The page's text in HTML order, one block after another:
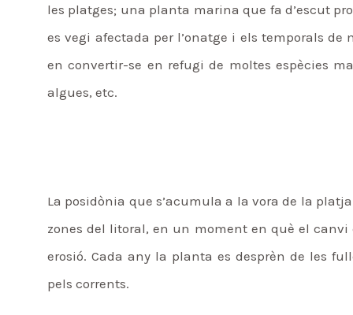
les platges; una planta marina que fa d’escut
es vegi afectada per l’onatge i els temporals
en convertir-se en refugi de moltes espècies
algues, etc.
La posidònia que s’acumula a la vora de la
zones del litoral, en un moment en què el
erosió. Cada any la planta es desprèn de les
pels corrents.